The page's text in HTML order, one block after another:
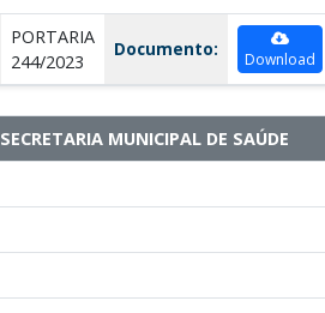
PORTARIA
244/2023
Documento: Download
MUNICIPAL DE SAÚDE